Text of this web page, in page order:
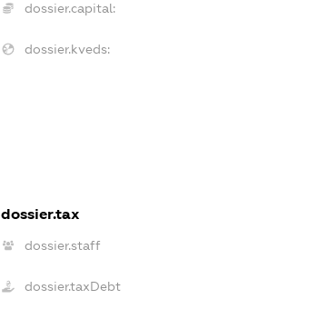
dossier.capital:
dossier.kveds:
dossier.tax
dossier.staff
dossier.taxDebt